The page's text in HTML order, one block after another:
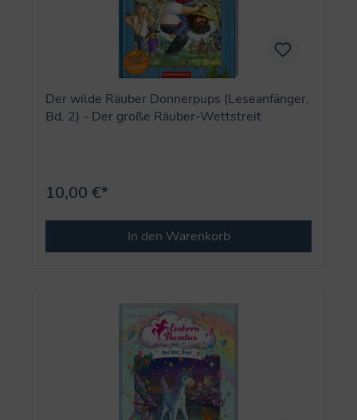
Der wilde Räuber Donnerpups (Leseanfänger,
Bd. 2) - Der große Räuber-Wettstreit
10,00 €*
In den Warenkorb